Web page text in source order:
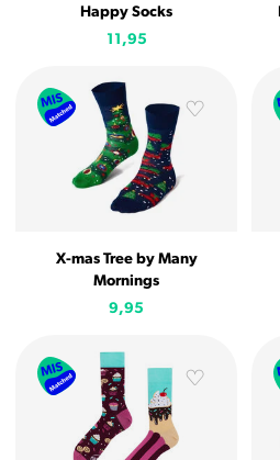
Happy Socks
11,95
X-mas Tree by Many
Mornings
9,95